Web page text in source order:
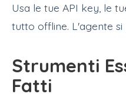
Usa le tue API key, le
tutto offline. L'agente si
Strumenti
Fatti